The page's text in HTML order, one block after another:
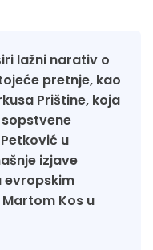
lažni narativ o
pretnje, kao
Prištine, koja
u
izjave
evropskim
Kos u